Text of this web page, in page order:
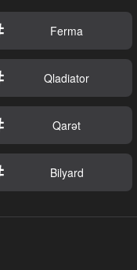
Ferma
Qladiator
Qarət
Bilyard